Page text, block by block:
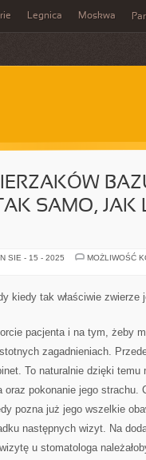
Legnica Moskwa
SAMO, JAK
SIE - 15 - 2025
MOŻLIWOŚĆ
kiedy tak właściwie zwierze
pacjenta i na tym, żeby
zagadnieniach.
To naturalnie dzięki temu
pokonanie jego strachu.
pozna już jego wszelkie
następnych wizyt. Na
u stomatologa